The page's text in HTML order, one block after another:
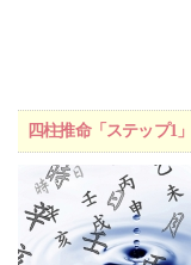
四柱推命「ステップ1